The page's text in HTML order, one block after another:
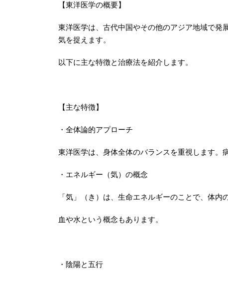
【東洋医学の概要】
東洋医学は、古代中国やその他のアジア地域で発
気を捉えます。
以下に主な特徴と治療法を紹介します。
【主な特徴】
・全体論的アプローチ
東洋医学は、身体全体のバランスを重視します。
・エネルギー（気）の概念
「気」（き）は、生命エネルギーのことで、体
血や水という概念もあります。
・陰陽と五行